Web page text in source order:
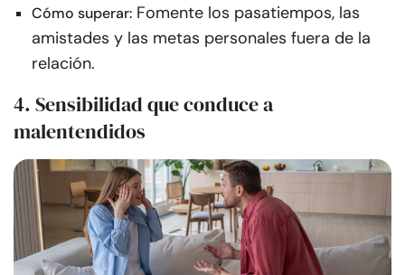
Cómo superar: Fomente los pasatiempos, las
amistades y las metas personales fuera de la
relación.
4. Sensibilidad que conduce a
malentendidos